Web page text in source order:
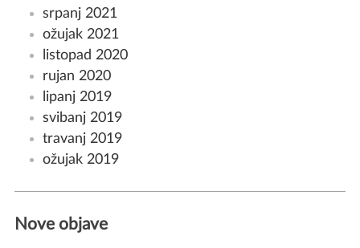
srpanj 2021
ožujak 2021
listopad 2020
rujan 2020
lipanj 2019
svibanj 2019
travanj 2019
ožujak 2019
Nove objave